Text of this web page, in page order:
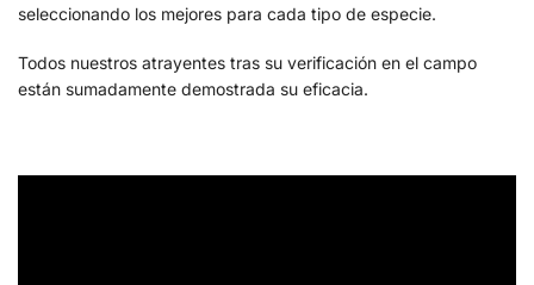
seleccionando los mejores para cada tipo de especie.
Todos nuestros atrayentes tras su verificación en el campo
están sumadamente demostrada su eficacia.